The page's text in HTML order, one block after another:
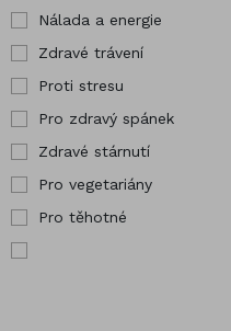
Nálada a energie
Zdravé trávení
Proti stresu
Pro zdravý spánek
Zdravé stárnutí
Pro vegetariány
Pro těhotné